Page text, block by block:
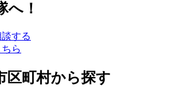
へ！
する
ら
区町村から探す